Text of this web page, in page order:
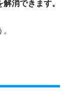
消できます。